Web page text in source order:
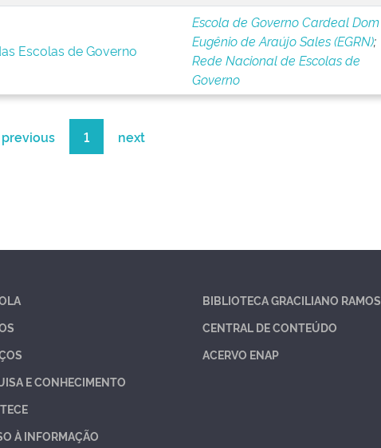
Escolas de Governo
Escola de Governo Cardeal Dom
Eugênio de Araújo Sales (EGRN);
Rede Nacional de Escolas de
Governo
previous 1 next
E CONHECIMENTO
À INFORMAÇÃO
BIBLIOTECA GRACILIANO RAMOS
CENTRAL DE CONTEÚDO
ACERVO ENAP